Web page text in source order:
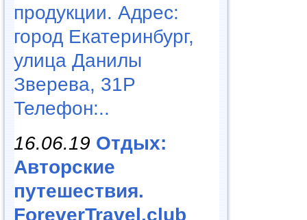
продукции. Адрес:
город Екатеринбург,
улица Данилы
Зверева, 31Р
Телефон:..
16.06.19 Отдых:
Авторские
путешествия.
ForeverTravel.club